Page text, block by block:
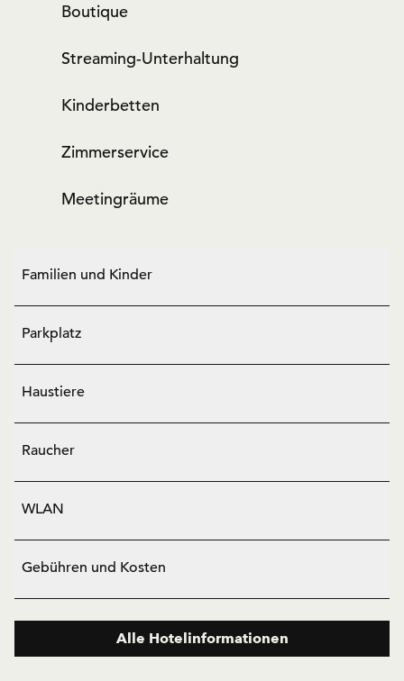
Boutique
Streaming-Unterhaltung
Kinderbetten
Zimmer­service
Meeting­räume
Familien und Kinder
Parkplatz
Haustiere
Raucher
WLAN
Gebühren und Kosten
Alle Hotelinformationen